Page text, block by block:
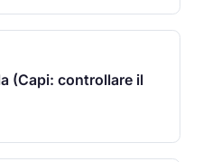
(Capi: controllare il